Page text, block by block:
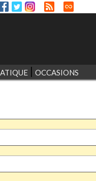
OCCASIONS